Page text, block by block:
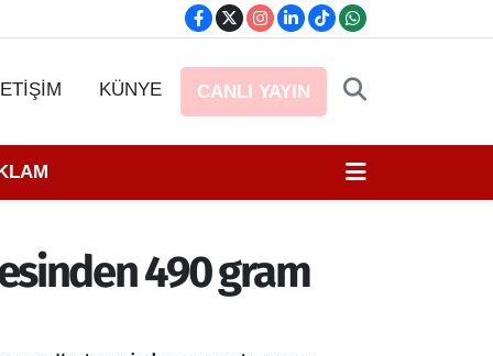
KÜNYE CANLI YAYIN
490 gram